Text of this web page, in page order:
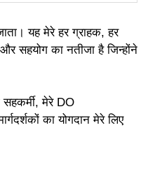
यह मेरे हर ग्राहक, हर
सहयोग का नतीजा है जिन्होंने
मेरे DO
का योगदान मेरे लिए